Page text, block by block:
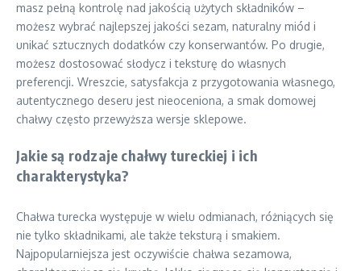
masz pełną kontrolę nad jakością użytych składników –
możesz wybrać najlepszej jakości sezam, naturalny miód i
unikać sztucznych dodatków czy konserwantów. Po drugie,
możesz dostosować słodycz i teksturę do własnych
preferencji. Wreszcie, satysfakcja z przygotowania własnego,
autentycznego deseru jest nieoceniona, a smak domowej
chałwy często przewyższa wersje sklepowe.
Jakie są rodzaje chałwy tureckiej i ich
charakterystyka?
Chałwa turecka występuje w wielu odmianach, różniących się
nie tylko składnikami, ale także teksturą i smakiem.
Najpopularniejsza jest oczywiście chałwa sezamowa,